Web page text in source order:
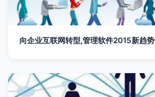
向企业互联网转型,管理软件2015新趋势